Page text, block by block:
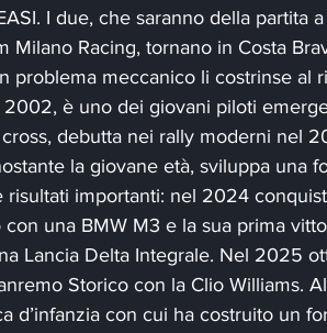
I due, che saranno della partita
Milano Racing, tornano in Costa
problema meccanico li costrinse al
2002, è uno dei giovani piloti
debutta nei rally moderni nel
la giovane età, sviluppa una
importanti: nel 2024
una BMW M3 e la sua prima
Lancia Delta Integrale. Nel 2025
Storico con la Clio Williams.
d’infanzia con cui ha costruito un